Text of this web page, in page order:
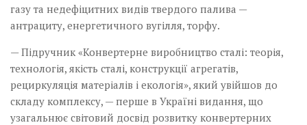
газу та недефіцитних видів твердого палива —
антрациту, енергетичного вугілля, торфу.
— Підручник «Конвертерне виробництво сталі: теорія,
технологія, якість сталі, конструкції агрегатів,
рециркуляція матеріалів і екологія», який увійшов до
складу комплексу, — перше в Україні видання, що
узагальнює світовий досвід розвитку конвертерних